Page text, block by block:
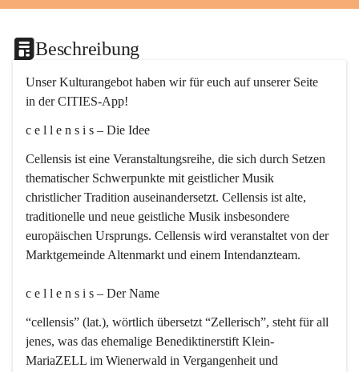
Beschreibung
Unser Kulturangebot haben wir für euch auf unserer Seite
in der CITIES-App!
c e l l e n s i s – Die Idee
Cellensis ist eine Veranstaltungsreihe, die sich durch Setzen
thematischer Schwerpunkte mit geistlicher Musik
christlicher Tradition auseinandersetzt. Cellensis ist alte,
traditionelle und neue geistliche Musik insbesondere
europäischen Ursprungs. Cellensis wird veranstaltet von der
Marktgemeinde Altenmarkt und einem Intendanzteam.
c e l l e n s i s – Der Name
“cellensis” (lat.), wörtlich übersetzt “Zellerisch”, steht für all
jenes, was das ehemalige Benediktinerstift Klein-
MariaZELL im Wienerwald in Vergangenheit und